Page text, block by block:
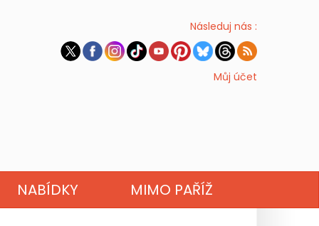
Následuj nás :
Můj účet
NABÍDKY MIMO PAŘÍŽ